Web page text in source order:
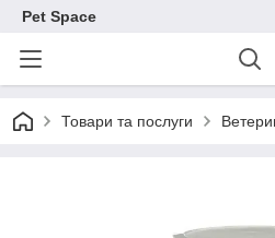
Pet Space
Товари та послуги